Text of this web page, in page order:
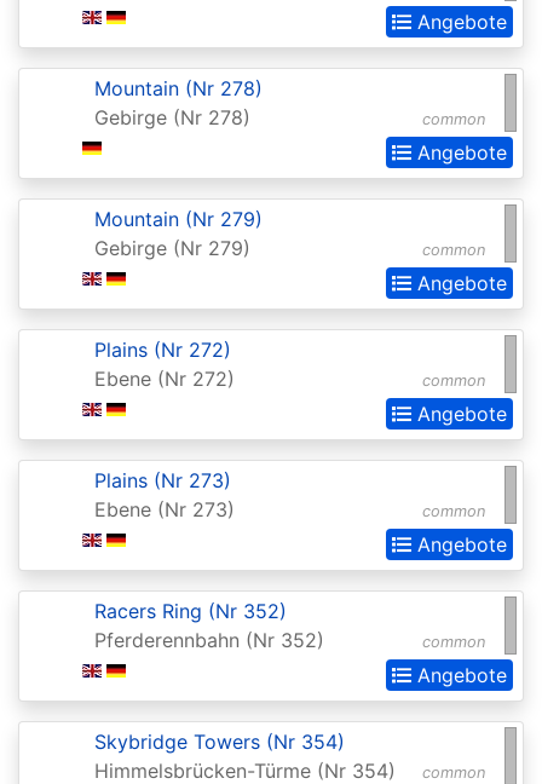
Gods
Box
Promos
Champions
of
Kamigawa
Champs
States
Promos
Chronicles
Clash
Promos
Coldsnap
Coldsnap:
Angebote
common
Mountain (Nr 278)
Gebirge (Nr 278)
Angebote
common
Mountain (Nr 279)
Gebirge (Nr 279)
Angebote
common
Plains (Nr 272)
Ebene (Nr 272)
Angebote
common
Plains (Nr 273)
Ebene (Nr 273)
Angebote
common
Racers Ring (Nr 352)
Pferderennbahn (Nr 352)
Angebote
common
Skybridge Towers (Nr 354)
Himmelsbrücken-Türme (Nr 354)